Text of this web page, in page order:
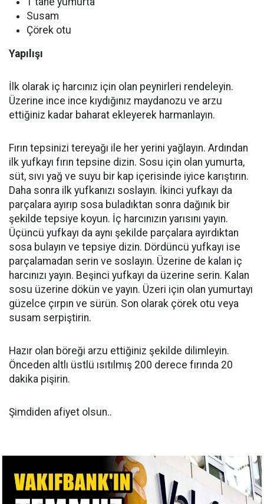
Susam
Çörek otu
Yapılışı
İlk olarak iç harcınız için olan peynirleri rendeleyin.
Üzerine ince ince kıydığınız maydanozu ve arzu
ettiğiniz kadar baharat ekleyerek harmanlayın.
Fırın tepsinizi tereyağı ile her yerini yağlayın. Ardından
ilk yufkayı fırın tepsine dizin. Sosu için olan yumurta,
süt, sıvı yağ ve suyu bir kap içerisinde iyice karıştırın.
Daha sonra ilk yufkanızı soslayın. İkinci yufkayı da
parçalara ayırıp sosa buladıktan sonra dağınık bir
şekilde tepsiye koyun. İç harcınızın yarısını yayın.
Üçüncü yufkayı da aynı şekilde parçalara ayırdıktan
sosa bulayın ve tepsiye dizin. Dördüncü yufkayı ise
parçalamadan serin ve soslayın. Üzerine de kalan iç
harcınızı yayın. Beşinci yufkayı da üzerine serin. Kalan
sosu üzerine dökün ve yayın. Üzeri için olan yumurtayı
güzelce çırpın ve sürün. Son olarak çörek otu veya
susam serpiştirin.
Hazır olan böreği arzu ettiğiniz şekilde dilimleyin.
Önceden altlı üstlü ısıtılmış 200 derece fırında 20
dakika pişirin.
Şimdiden afiyet olsun..